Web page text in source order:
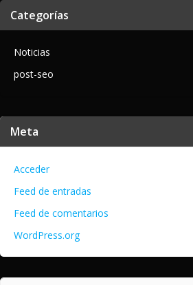
Categorías
Noticias
post-seo
Meta
Acceder
Feed de entradas
Feed de comentarios
WordPress.org